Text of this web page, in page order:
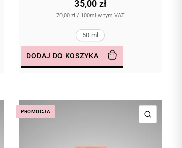
35,00 zł
70,00 zł / 100ml ·w tym VAT
50 ml
DODAJ DO KOSZYKA
SZYBKI PODGLĄD
PROMOCJA